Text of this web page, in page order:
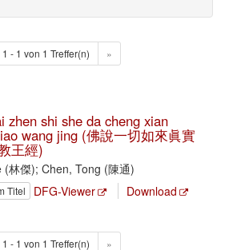
1 - 1 von 1 Treffer(n) »
zhen shi she da cheng xian
wang jing (佛說一切如來眞實
王經)
林傑); Chen, Tong (陳通)
Titel DFG-Viewer Download
1 - 1 von 1 Treffer(n) »